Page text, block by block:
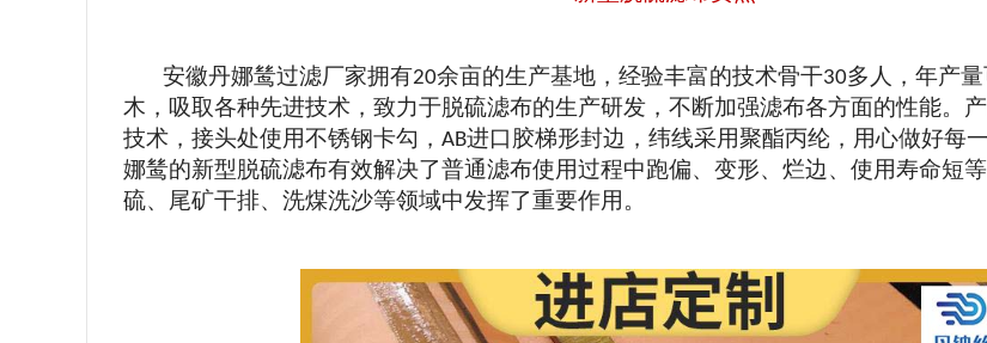
安徽丹娜鸶过滤厂家拥有20余亩的生产基地，经验丰富的技术骨干30多人，年产
木，吸取各种先进技术，致力于脱硫滤布的生产研发，不断加强滤布各方面的性能。
技术，接头处使用不锈钢卡勾， AB进口胶梯形封边，纬线采用聚酯丙纶，用心做好每
娜鸶的新型脱硫滤布有效解决了普通滤布使用过程中跑偏、变形、烂边、使用寿命短
硫、尾矿干排、洗煤洗沙等领域中发挥了重要作用。